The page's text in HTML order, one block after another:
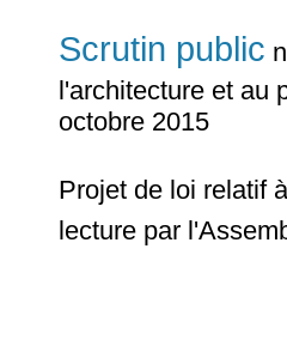
Scrutin public
l'architecture et au
octobre 2015
Projet de loi relatif
lecture par